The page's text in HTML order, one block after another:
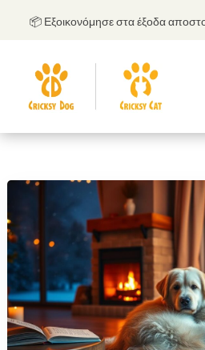
📦 Εξοικονόμησε στα έξοδα αποστολής